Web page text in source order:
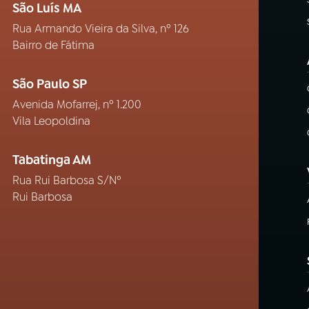
São Luís MA
Rua Armando Vieira da Silva, nº 126
Bairro de Fátima
São Paulo SP
Avenida Mofarrej, nº 1.200
Vila Leopoldina
Tabatinga AM
Rua Rui Barbosa S/Nº
Rui Barbosa